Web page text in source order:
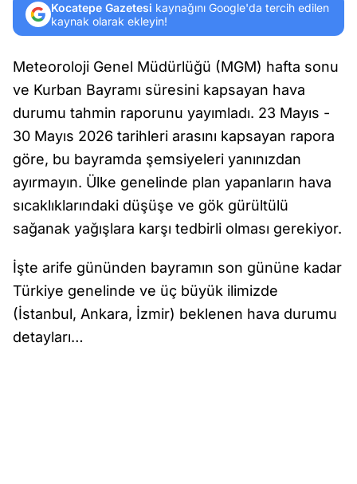
Kocatepe Gazetesi kaynağını Google'da tercih edilen
kaynak olarak ekleyin!
Meteoroloji Genel Müdürlüğü (MGM) hafta sonu
ve Kurban Bayramı süresini kapsayan hava
durumu tahmin raporunu yayımladı. 23 Mayıs -
30 Mayıs 2026 tarihleri arasını kapsayan rapora
göre, bu bayramda şemsiyeleri yanınızdan
ayırmayın. Ülke genelinde plan yapanların hava
sıcaklıklarındaki düşüşe ve gök gürültülü
sağanak yağışlara karşı tedbirli olması gerekiyor.
İşte arife gününden bayramın son gününe kadar
Türkiye genelinde ve üç büyük ilimizde
(İstanbul, Ankara, İzmir) beklenen hava durumu
detayları…